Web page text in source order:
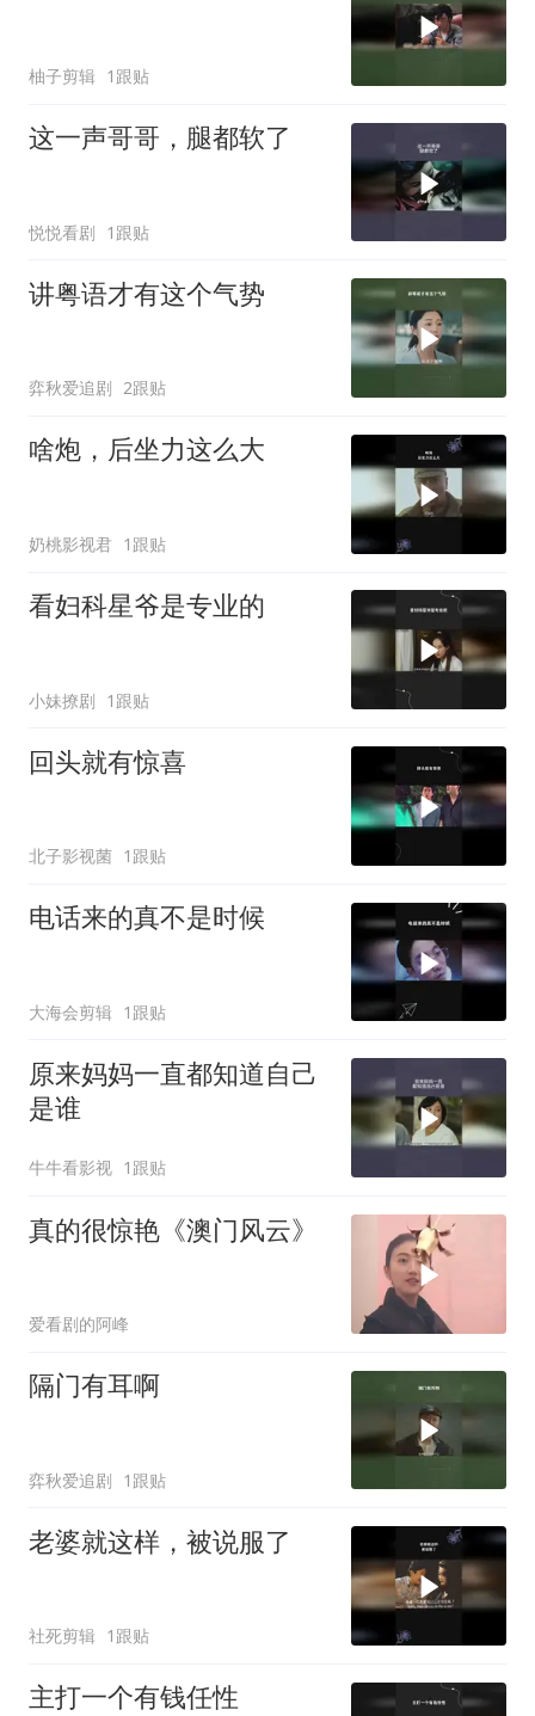
柚子剪辑 1跟贴
这一声哥哥，腿都软了
悦悦看剧 1跟贴
讲粤语才有这个气势
弈秋爱追剧 2跟贴
啥炮，后坐力这么大
奶桃影视君 1跟贴
看妇科星爷是专业的
小妹撩剧 1跟贴
回头就有惊喜
北子影视菌 1跟贴
电话来的真不是时候
大海会剪辑 1跟贴
原来妈妈一直都知道自己
是谁
牛牛看影视 1跟贴
真的很惊艳《澳门风云》
爱看剧的阿峰
隔门有耳啊
弈秋爱追剧 1跟贴
老婆就这样，被说服了
社死剪辑 1跟贴
主打一个有钱任性